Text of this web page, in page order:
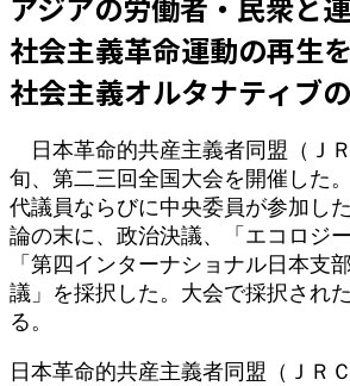
新
日
時
:
社会主義革命運動の再生を
社会主義オルタナティブ
日本革命的共産主義者同盟（Ｊ
旬、第二三回全国大会を開催した
代議員ならびに中央委員が参加し
論の末に、政治決議、「エコロジ
「第四インターナショナル日本支
議」を採択した。大会で採択され
る。
日本革命的共産主義者同盟（ＪＲ